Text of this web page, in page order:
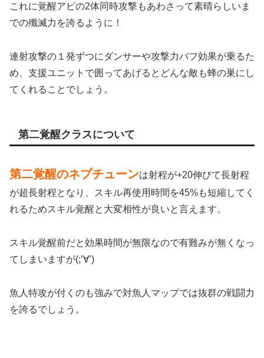
これに覚醒アビの2体同時攻撃もあわさって素晴らしいま
での殲滅力を誇るように！
連射攻撃の１発ずつにダンサーや攻撃力バフ効果が乗るた
め、支援ユニットで囲ってあげるとどんな敵も蜂の巣にし
てくれることでしょう。
第二覚醒クラスについて
第二覚醒のネプチューンは射程が+20伸びて長射程
が超長射程となり、スキル再使用時間を45%も短縮してく
れるためスキル覚醒と大変相性が良いと言えます。
スキル覚醒前だと効果時間が無限なので有難みが無くなっ
てしまいますが(;’∀’)
魚人特攻が付くのも強みで対魚人マップでは抜群の戦闘力
を誇るでしょう。